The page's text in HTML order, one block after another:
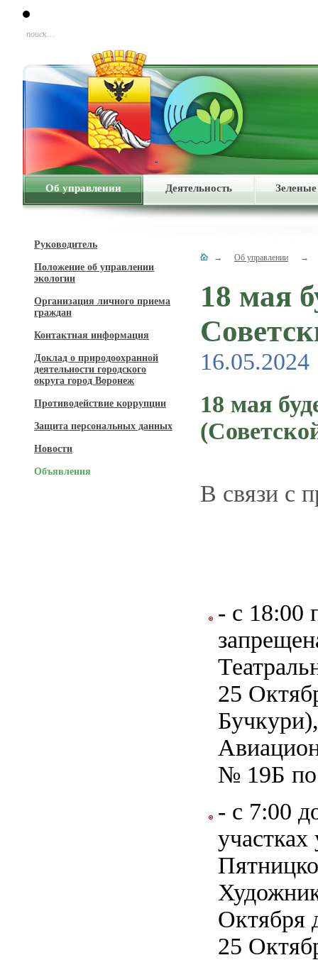
поиск…
Об управлении Деятельность
Руководитель
Положение об управлении
экологии
Организация личного приема
граждан
Контактная информация
Доклад о природоохранной
деятельности городского
округа город Воронеж
Противодействие коррупции
Защита персональных данных
Новости
Объявления
→ Об управлении →
18 мая
16.05.2024
18 мая
В связи с
- с 18:00
25
№ 19Б по
- с 7:00
Октября
25